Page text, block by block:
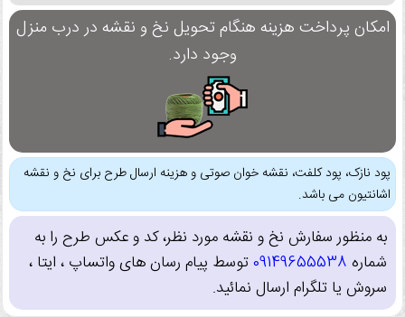
امکان پرداخت هزینه هنگام تحویل نخ و نقشه در درب منزل
وجود دارد.
پود نازک، پود کلفت، نقشه خوان صوتی و هزینه ارسال طرح برای نخ و نقشه
اشانتیون می باشد.
به منظور سفارش نخ و نقشه مورد نظر، کد و عکس طرح را به
شماره 09149655538توسط پیام رسان های واتساپ ، ایتا ،
سروش یا تلگرام ارسال نمائید.